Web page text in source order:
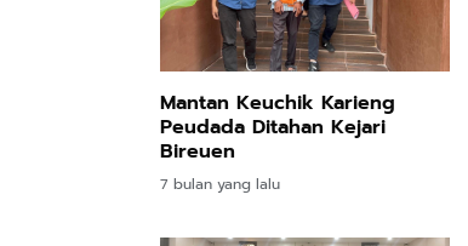
Mantan Keuchik Karieng
Peudada Ditahan Kejari
Bireuen
7 bulan yang lalu